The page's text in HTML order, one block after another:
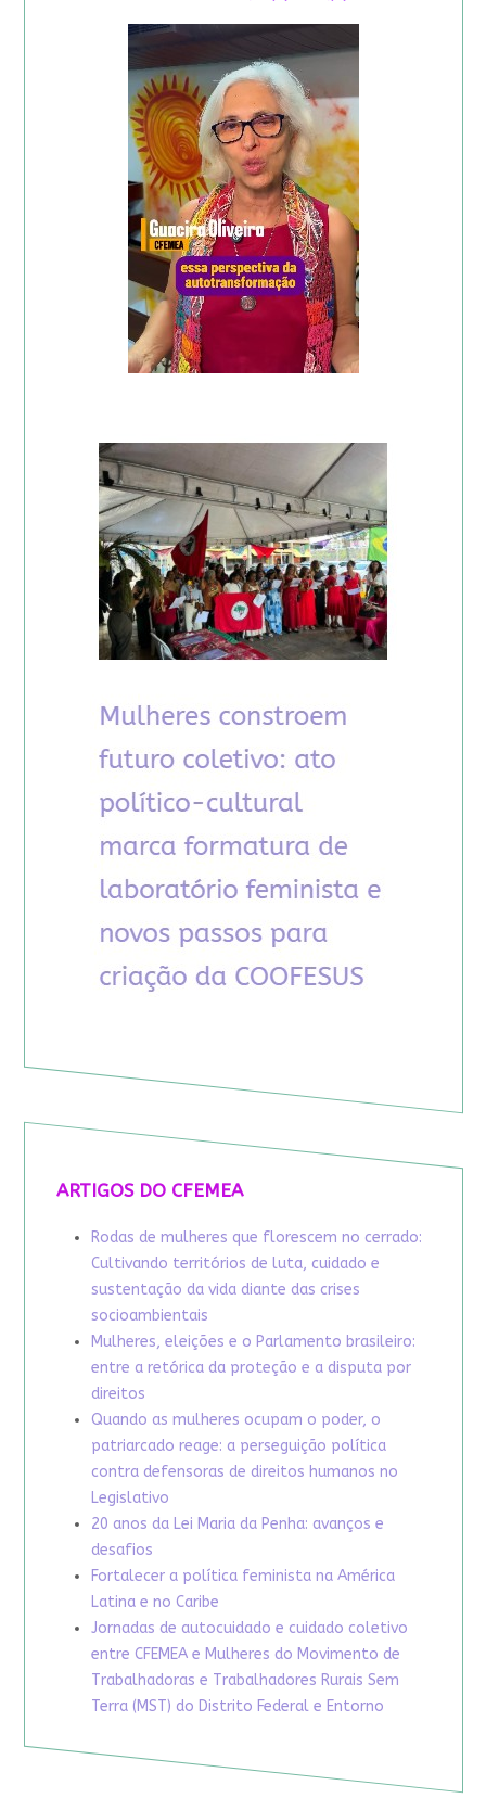
ARTIGOS DO CFEMEA
Rodas de mulheres que florescem no cerrado:
Cultivando territórios de luta, cuidado e
sustentação da vida diante das crises
socioambientais
Mulheres, eleições e o Parlamento brasileiro:
entre a retórica da proteção e a disputa por
direitos
Quando as mulheres ocupam o poder, o
patriarcado reage: a perseguição política
contra defensoras de direitos humanos no
Legislativo
20 anos da Lei Maria da Penha: avanços e
desafios
Fortalecer a política feminista na América
Latina e no Caribe
Jornadas de autocuidado e cuidado coletivo
entre CFEMEA e Mulheres do Movimento de
Trabalhadoras e Trabalhadores Rurais Sem
Terra (MST) do Distrito Federal e Entorno